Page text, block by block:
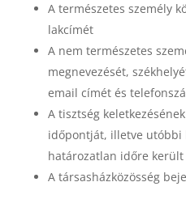
A természetes személy
lakcímét
A nem természetes
megnevezését,
email címét és
A tisztség
időpontját, illetve utóbbi
határozatlan időre került
A társasházközösség